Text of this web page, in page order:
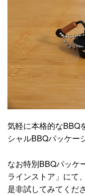
気軽に本格的なBBQ
シャルBBQパッケー
なお特別BBQパッケ
ラインストア」にて
是非試してみてくださ